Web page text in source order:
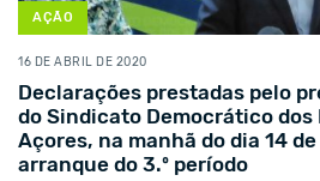
AÇÃO
16 DE ABRIL DE 2020
Declarações prestadas pelo
do Sindicato Democrático dos
Açores, na manhã do dia 14
arranque do 3.º período